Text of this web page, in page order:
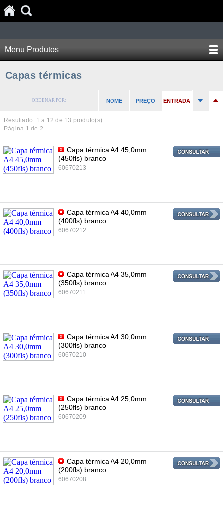
Menu Produtos
Capas térmicas
ORDENAR POR: NOME PREÇO ENTRADA
Resultado: 1 a 12 de 13 produto(s)
Página 1 de 2
Capa térmica A4 45,0mm
(450fls) branco
60670213
Capa térmica A4 40,0mm
(400fls) branco
60670212
Capa térmica A4 35,0mm
(350fls) branco
60670211
Capa térmica A4 30,0mm
(300fls) branco
60670210
Capa térmica A4 25,0mm
(250fls) branco
60670209
Capa térmica A4 20,0mm
(200fls) branco
60670208